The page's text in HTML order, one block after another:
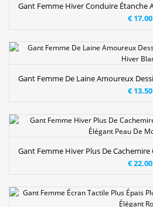
€ 17.00
€ 13.50
€ 22.00